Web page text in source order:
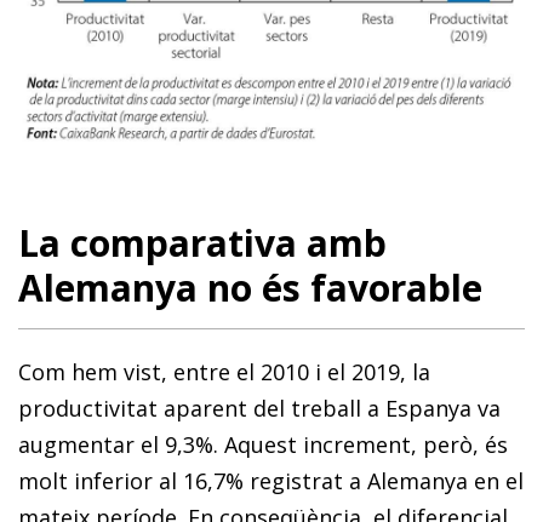
La comparativa amb
Alemanya no és favorable
Com hem vist, entre el 2010 i el 2019, la
productivitat aparent del treball a Espanya va
augmentar el 9,3%. Aquest increment, però, és
molt inferior al 16,7% registrat a Alemanya en el